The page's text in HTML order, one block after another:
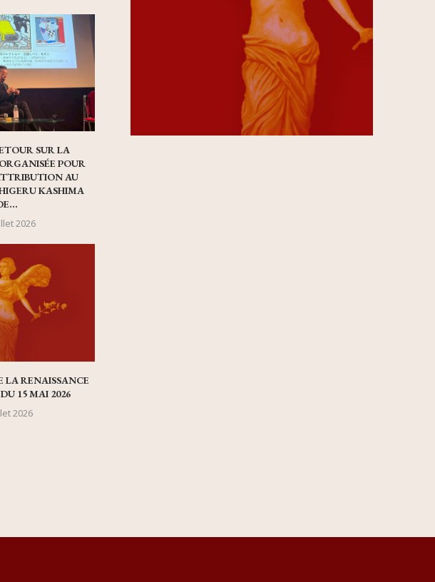
SUR LA
POUR
AU
KASHIMA
2026
LA RENAISSANCE
15 MAI 2026
2026